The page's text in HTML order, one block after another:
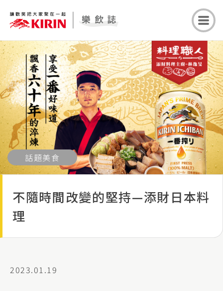
話題美食
不隨時間改變的堅持—添財日本料
理
2023.01.19